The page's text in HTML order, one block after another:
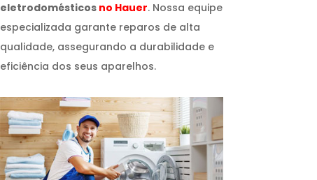
eletrodomésticos no Hauer. Nossa equipe
especializada garante reparos de alta
qualidade, assegurando a durabilidade e
eficiência dos seus aparelhos.